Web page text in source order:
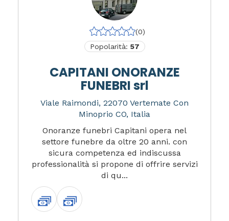
(0)
Popolarità: 57
CAPITANI ONORANZE
FUNEBRI srl
Viale Raimondi, 22070 Vertemate Con
Minoprio CO, Italia
Onoranze funebri Capitani opera nel
settore funebre da oltre 20 anni. con
sicura competenza ed indiscussa
professionalità si propone di offrire servizi
di qu...